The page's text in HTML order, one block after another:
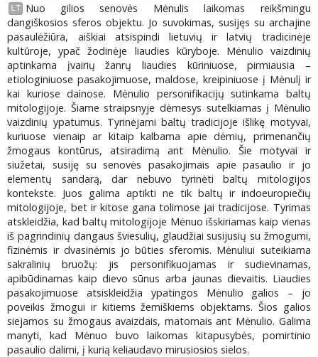
LT
Nuo gilios senovės Mėnulis laikomas reikšmingu
dangiškosios sferos objektu. Jo suvokimas, susijęs su archajine
pasaulėžiūra, aiškiai atsispindi lietuvių ir latvių tradicinėje
kultūroje, ypač žodinėje liaudies kūryboje. Mėnulio vaizdinių
aptinkama įvairių žanrų liaudies kūriniuose, pirmiausia –
etiologiniuose pasakojimuose, maldose, kreipiniuose į Mėnulį ir
kai kuriose dainose. Mėnulio personifikacijų sutinkama baltų
mitologijoje. Šiame straipsnyje dėmesys sutelkiamas į Mėnulio
vaizdinių ypatumus. Tyrinėjami baltų tradicijoje išlikę motyvai,
kuriuose vienaip ar kitaip kalbama apie dėmių, primenančių
žmogaus kontūrus, atsiradimą ant Mėnulio. Šie motyvai ir
siužetai, susiję su senovės pasakojimais apie pasaulio ir jo
elementų sandarą, dar nebuvo tyrinėti baltų mitologijos
kontekste. Juos galima aptikti ne tik baltų ir indoeuropiečių
mitologijoje, bet ir kitose gana tolimose jai tradicijose. Tyrimas
atskleidžia, kad baltų mitologijoje Mėnuo išskiriamas kaip vienas
iš pagrindinių dangaus šviesulių, glaudžiai susijusių su žmogumi,
fizinėmis ir dvasinėmis jo būties sferomis. Mėnuliui suteikiama
sakralinių bruožų: jis personifikuojamas ir sudievinamas,
apibūdinamas kaip dievo sūnus arba jaunas dievaitis. Liaudies
pasakojimuose atsiskleidžia ypatingos Mėnulio galios – jo
poveikis žmogui ir kitiems žemiškiems objektams. Šios galios
siejamos su žmogaus avaizdais, matomais ant Mėnulio. Galima
manyti, kad Mėnuo buvo laikomas kitapusybės, pomirtinio
pasaulio dalimi, į kurią keliaudavo mirusiosios sielos.